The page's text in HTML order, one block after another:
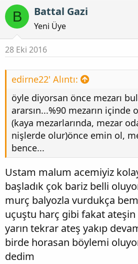
B Battal Gazi
Yeni Üye
28 Eki 2016
edirne22' Alıntı:
öyle diyorsan önce mezarı
ararsın...%90 mezarın içinde
(kaya mezarlarında, mezar
nişlerde olur)önce emin ol,
bence...
Ustam malum acemiyiz
başladık çok bariz belli
murç balyozla vurdukça
uçuştu harç gibi fakat
yarın tekrar ateş yakıp
birde horasan böylemi
dedim